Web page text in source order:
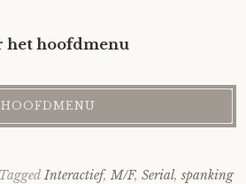
het hoofdmenu
Tagged Interactief, M/F, Serial, spanking